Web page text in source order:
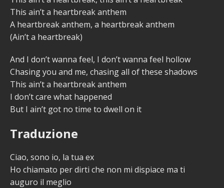
This ain’t a heartbreak anthem
A heartbreak anthem, a heartbreak anthem
(Ain’t a heartbreak)
And I don’t wanna feel, I don’t wanna feel hollow
Chasing you and me, chasing all of these shadows
This ain’t a heartbreak anthem
I don’t care what happened
But I ain’t got no time to dwell on it
Traduzione
Ciao, sono io, la tua ex
Ho chiamato per dirti che non mi dispiace ma ti
auguro il meglio